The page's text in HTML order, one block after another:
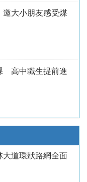
大小朋友感受煤
高中職生提前進
道環狀路網全面